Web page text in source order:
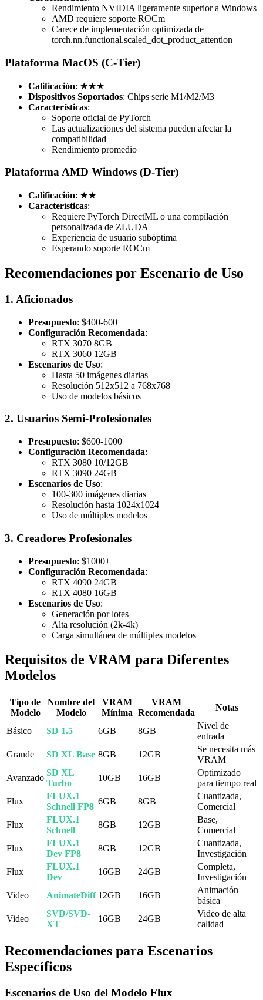
Rendimiento NVIDIA ligeramente superior a Windows
AMD requiere soporte ROCm
Carece de implementación optimizada de
torch.nn.functional.scaled_dot_product_attention
Plataforma MacOS (C-Tier)
Calificación: ★★★
Dispositivos Soportados: Chips serie M1/M2/M3
Características:
Soporte oficial de PyTorch
Las actualizaciones del sistema pueden afectar la
compatibilidad
Rendimiento promedio
Plataforma AMD Windows (D-Tier)
Calificación: ★★
Características:
Requiere PyTorch DirectML o una compilación
personalizada de ZLUDA
Experiencia de usuario subóptima
Esperando soporte ROCm
Recomendaciones por Escenario de Uso
1. Aficionados
Presupuesto: $400-600
Configuración Recomendada:
RTX 3070 8GB
RTX 3060 12GB
Escenarios de Uso:
Hasta 50 imágenes diarias
Resolución 512x512 a 768x768
Uso de modelos básicos
2. Usuarios Semi-Profesionales
Presupuesto: $600-1000
Configuración Recomendada:
RTX 3080 10/12GB
RTX 3090 24GB
Escenarios de Uso:
100-300 imágenes diarias
Resolución hasta 1024x1024
Uso de múltiples modelos
3. Creadores Profesionales
Presupuesto: $1000+
Configuración Recomendada:
RTX 4090 24GB
RTX 4080 16GB
Escenarios de Uso:
Generación por lotes
Alta resolución (2k-4k)
Carga simultánea de múltiples modelos
Requisitos de VRAM para Diferentes
Modelos
Tipo de
Modelo
Nombre del
Modelo
VRAM
Mínima
VRAM
Recomendada
Notas
Básico SD 1.5 6GB 8GB
Nivel de
entrada
Grande
SD XL Base 8GB 12GB
Se necesita más
VRAM
Avanzado
SD XL
Turbo
10GB 16GB
Optimizado
para tiempo real
Flux
FLUX.1
Schnell FP8
6GB 8GB
Cuantizada,
Comercial
Flux
FLUX.1
Schnell
8GB 12GB
Base,
Comercial
Flux
FLUX.1
Dev FP8
8GB 12GB
Cuantizada,
Investigación
Flux
FLUX.1
Dev
16GB 24GB
Completa,
Investigación
Video
AnimateDiff 12GB 16GB
Animación
básica
Video
SVD/SVD-
XT
16GB 24GB
Video de alta
calidad
Recomendaciones para Escenarios
Específicos
Escenarios de Uso del Modelo Flux